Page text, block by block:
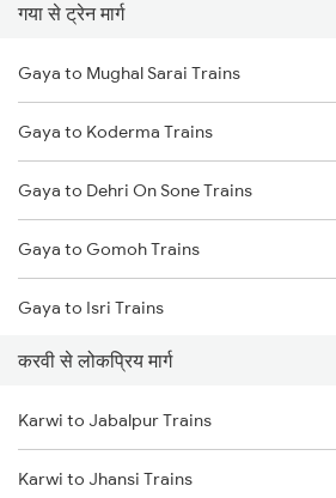
Karwi to Datia Trains
Karwi to Dabra Trains
Karwi to Mathura Trains
Karwi to Mahoba Trains
Karwi to Satna Trains
गया से ट्रेन मार्ग
Gaya to Mughal Sarai Trains
Gaya to Koderma Trains
Gaya to Dehri On Sone Trains
Gaya to Gomoh Trains
Gaya to Isri Trains
Gaya to Sasaram Trains
Gaya to Dhanbad Trains
Gaya to Kolkata Trains
करवी से लोकप्रिय मार्ग
Karwi to Jabalpur Trains
Karwi to Jhansi Trains